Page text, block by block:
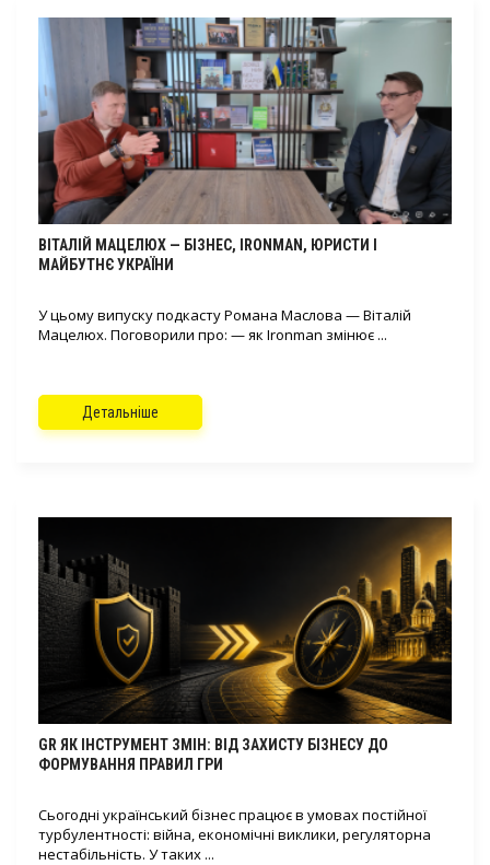
ВІТАЛІЙ МАЦЕЛЮХ — БІЗНЕС, IRONMAN, ЮРИСТИ І
МАЙБУТНЄ УКРАЇНИ
У цьому випуску подкасту Романа Маслова — Віталій
Мацелюх. Поговорили про: — як Ironman змінює ...
Детальніше
GR ЯК ІНСТРУМЕНТ ЗМІН: ВІД ЗАХИСТУ БІЗНЕСУ ДО
ФОРМУВАННЯ ПРАВИЛ ГРИ
Сьогодні український бізнес працює в умовах постійної
турбулентності: війна, економічні виклики, регуляторна
нестабільність. У таких ...